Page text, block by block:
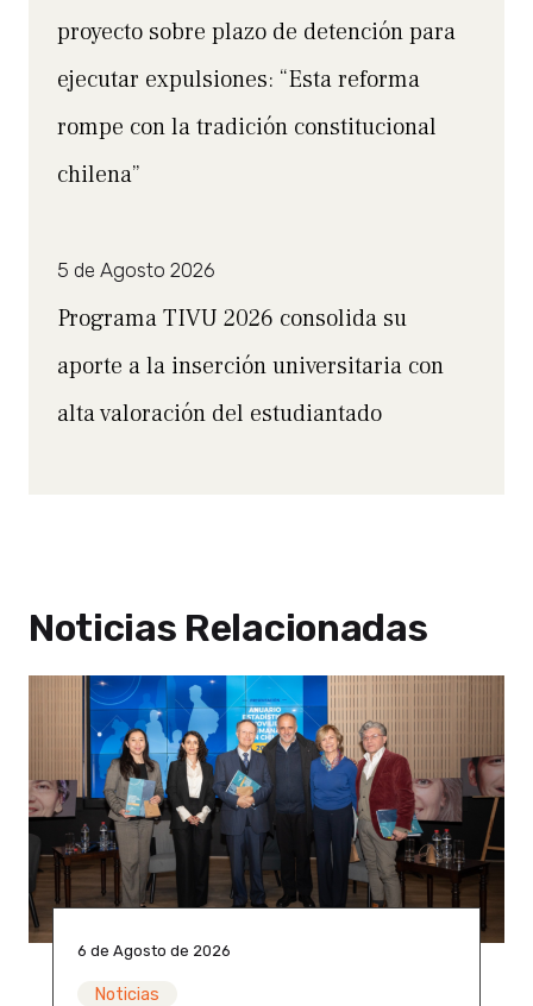
proyecto sobre plazo de detención para
ejecutar expulsiones: “Esta reforma
rompe con la tradición constitucional
chilena”
5 de Agosto 2026
Programa TIVU 2026 consolida su
aporte a la inserción universitaria con
alta valoración del estudiantado
Noticias Relacionadas
6 de Agosto de 2026
Noticias